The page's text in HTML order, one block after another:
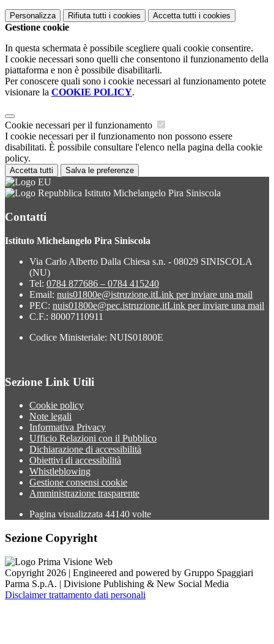
Personalizza Rifiuta tutti i cookies Accetta tutti i cookies
Gestione cookie
In questa schermata è possibile scegliere quali cookie consentire.
I cookie necessari sono quelli che consentono il funzionamento della
piattaforma e non è possibile disabilitarli.
Per conoscere quali sono i cookie necessari al funzionamento potete
visionare la COOKIE POLICY.
Cookie necessari per il funzionamento
I cookie necessari per il funzionamento non possono essere
disabilitati. È possibile consultare l'elenco nella pagina della cookie
policy.
Accetta tutti Salva le preferenze
Istituto Michelangelo Pira Siniscola
Contatti
Istituto Michelangelo Pira Siniscola
Via Carlo Alberto Dalla Chiesa s.n. - 08029 SINISCOLA
(NU)
Tel: 0784 877686 – 0784 415240
Email: nuis01800e@istruzione.itLink per inviare una mail
PEC: nuis01800e@pec.istruzione.itLink per inviare una mail
C.F.: 80007110911
Codice Ministeriale: NUIS01800E
Sezione Link Utili
Cookie policy
Note legali
Informativa Privacy
Ufficio Relazioni con il Pubblico
Dichiarazione di accessibilità
Obiettivi di accessibilità
Whistleblowing
Gestione consensi cookie
Amministrazione trasparente
Pagina visualizzata 44140 volte
Sezione Copyright
Copyright 2026 | Engineered and powered by Gruppo Spaggiari
Parma S.p.A. | Divisione Publishing & New Social Media
Disclaimer trattamento dati personali